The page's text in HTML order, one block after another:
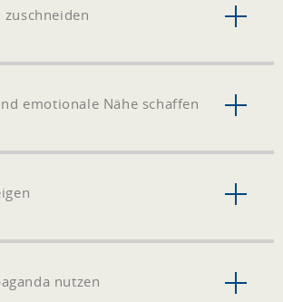
zuschneiden
emotionale Nähe schaffen
nutzen